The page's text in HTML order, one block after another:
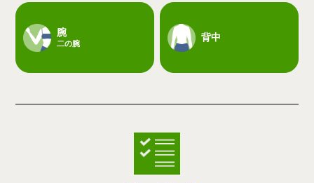
腕
二の腕
背中